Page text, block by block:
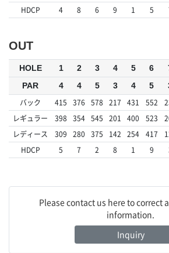
HDCP
4 8 6 9 1 5
OUT
HOLE 1 2 3 4 5 6
PAR
4 4 5 3 4 5
バック 415 376 578 217 431 552
レギュラー
398 354 545 201 400 523
レディース
309 280 375 142 254 417
HDCP
5 7 2 8 1 9
Please contact us here to correct
information.
Inquiry